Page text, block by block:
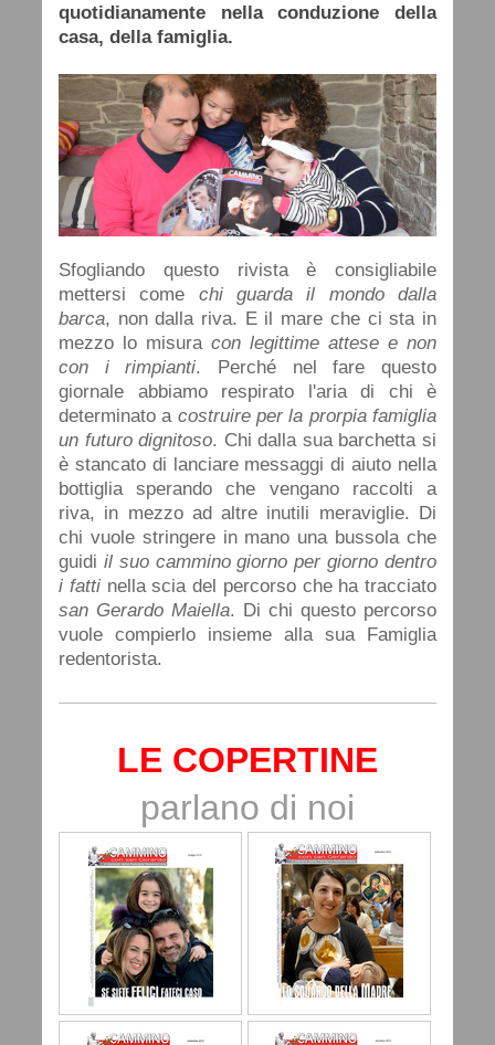
quotidianamente nella conduzione della
casa, della famiglia.
Sfogliando questo rivista è consigliabile
mettersi come chi guarda il mondo dalla
barca, non dalla riva. E il mare che ci sta in
mezzo lo misura con legittime attese e non
con i rimpianti. Perché nel fare questo
giornale abbiamo respirato l'aria di chi è
determinato a costruire per la prorpia famiglia
un futuro dignitoso. Chi dalla sua barchetta si
è stancato di lanciare messaggi di aiuto nella
bottiglia sperando che vengano raccolti a
riva, in mezzo ad altre inutili meraviglie. Di
chi vuole stringere in mano una bussola che
guidi il suo cammino giorno per giorno dentro
i fattinella scia del percorso che ha tracciato
san Gerardo Maiella. Di chi questo percorso
vuole compierlo insieme alla sua Famiglia
redentorista.
LE COPERTINE
parlano di noi